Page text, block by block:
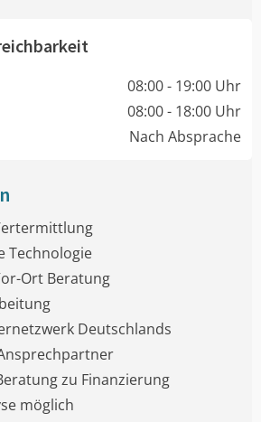
08:00 - 19:00 Uhr
08:00 - 18:00 Uhr
Nach Absprache
Technologie
Ort Beratung
Deutschlands
zu Finanzierung
möglich